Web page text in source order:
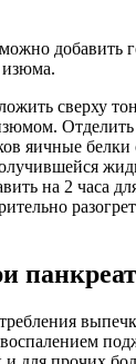
добавить
изюма.
сверху
яичные белки
на 2 часа